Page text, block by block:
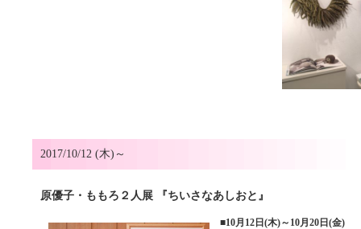
2017/10/12 (木)～
原優子・ももろ２人展 『ちいさなあしおと』
■10月12日(木)～10月20日(金)